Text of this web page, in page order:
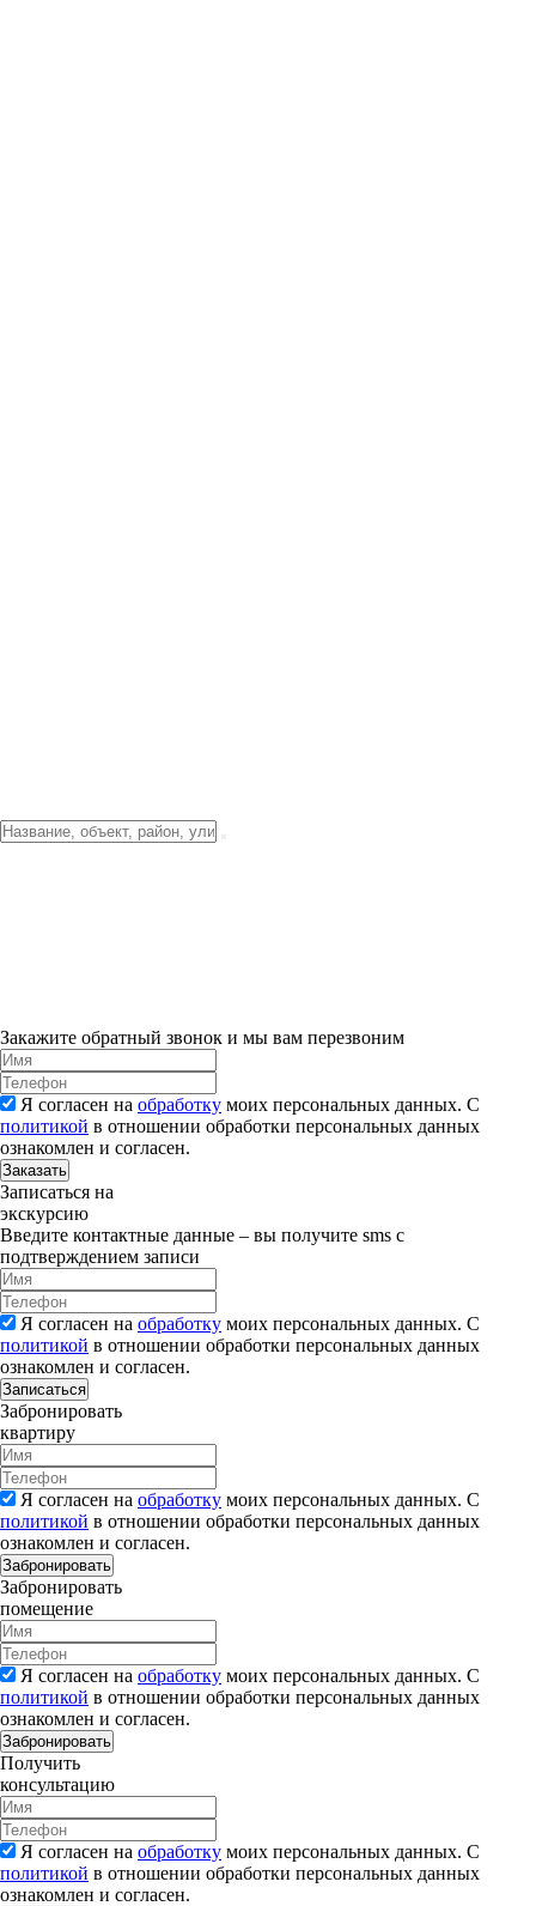
Закажите обратный звонок и мы вам перезвоним
Я согласен на обработку моих персональных данных. С
политикой в отношении обработки персональных данных
ознакомлен и согласен.
Заказать
Записаться на
экскурсию
Введите контактные данные – вы получите sms с
подтверждением записи
Я согласен на обработку моих персональных данных. С
политикой в отношении обработки персональных данных
ознакомлен и согласен.
Записаться
Забронировать
квартиру
Я согласен на обработку моих персональных данных. С
политикой в отношении обработки персональных данных
ознакомлен и согласен.
Забронировать
Забронировать
помещение
Я согласен на обработку моих персональных данных. С
политикой в отношении обработки персональных данных
ознакомлен и согласен.
Забронировать
Получить
консультацию
Я согласен на обработку моих персональных данных. С
политикой в отношении обработки персональных данных
ознакомлен и согласен.